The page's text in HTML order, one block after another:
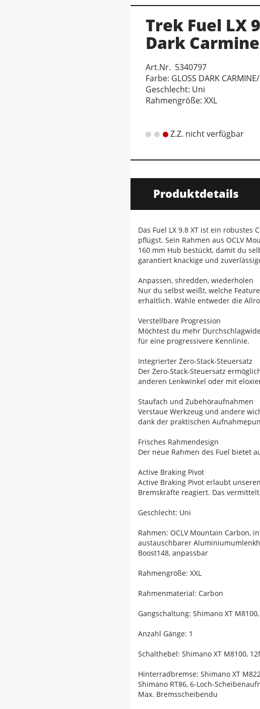
Trek Fuel LX
Dark
Art.Nr. 5340797
Farbe: GLOSS DARK
Geschlecht: Uni
Rahmengröße: XXL
Z.Z. nicht verfügbar
Produktdetails
Das Fuel LX 9.8 XT ist ein
pflügst. Sein Rahmen aus OCLV
160 mm Hub bestückt, damit du
garantiert knackige und
Anpassen, shredden, wiederholen
Nur du selbst weißt, welche
erhältlich. Wähle entweder die
Verstellbare Progression
Möchtest du mehr
für eine progressivere Kennlinie.
Integrierter Zero-Stack-Steuersatz
Der Zero-Stack-Steuersatz
anderen Lenkwinkel oder mit
Staufach und Zubehöraufnahmen
Verstaue Werkzeug und andere
dank der praktischen
Frisches Rahmendesign
Der neue Rahmen des Fuel bietet
Active Braking Pivot
Active Braking Pivot erlaubt
Bremskräfte reagiert. Das
Geschlecht: Uni
Rahmen: OCLV Mountain Carbon,
austauschbarer
Boost148, anpassbar
Rahmengröße: XXL
Rahmenmaterial: Carbon
Gangschaltung: Shimano XT
Anzahl Gänge: 1
Schalthebel: Shimano XT M8100,
Hinterradbremse: Shimano XT
Shimano RT86, 6-Loch-
Max. Bremsscheibendu